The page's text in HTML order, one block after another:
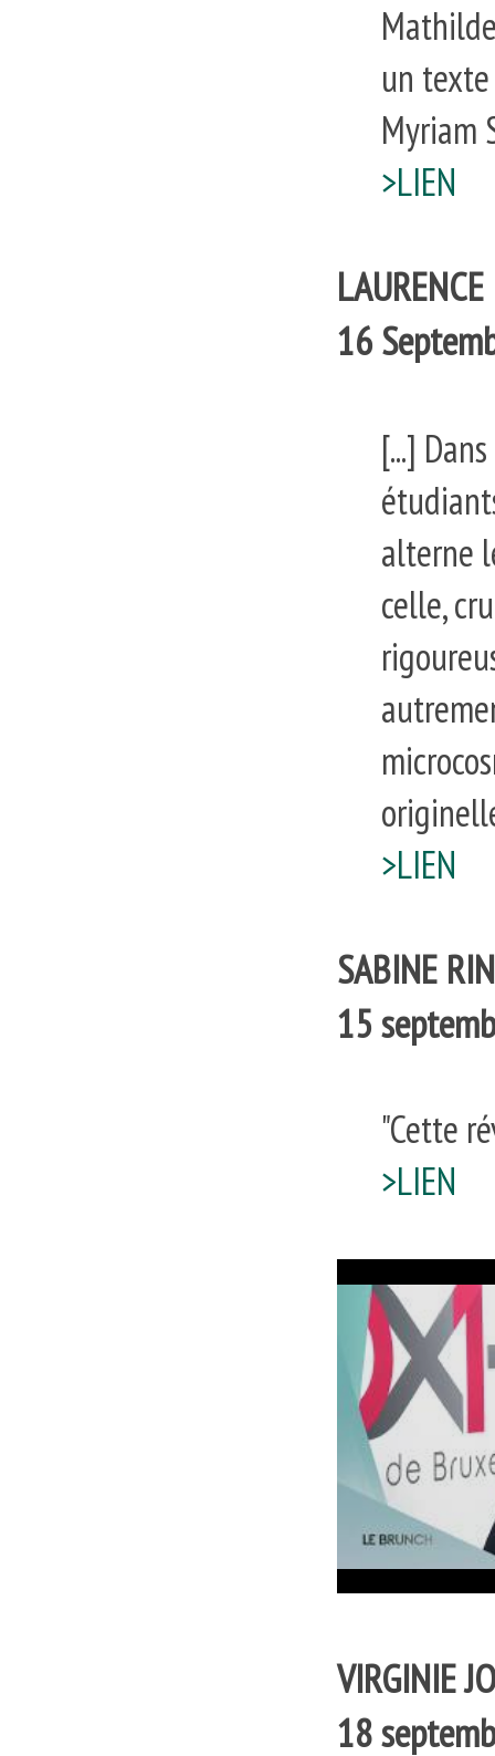
un
Myriam
>LIEN
16
[...]
alterne
celle,
>LIEN
SABINE
15
"Cette
>LIEN
VIRGINIE
18